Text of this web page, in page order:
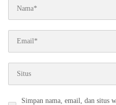
Simpan nama, email, dan situs